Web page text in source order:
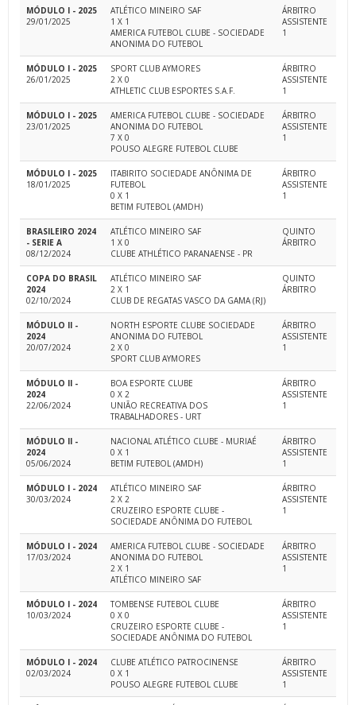
MÓDULO I - 2025
29/01/2025
ATLÉTICO MINEIRO SAF
1 X 1
AMERICA FUTEBOL CLUBE - SOCIEDADE
ANONIMA DO FUTEBOL
ÁRBITRO
ASSISTENTE
1
MÓDULO I - 2025
26/01/2025
SPORT CLUB AYMORES
2 X 0
ATHLETIC CLUB ESPORTES S.A.F.
ÁRBITRO
ASSISTENTE
1
MÓDULO I - 2025
23/01/2025
AMERICA FUTEBOL CLUBE - SOCIEDADE
ANONIMA DO FUTEBOL
7 X 0
POUSO ALEGRE FUTEBOL CLUBE
ÁRBITRO
ASSISTENTE
1
MÓDULO I - 2025
18/01/2025
ITABIRITO SOCIEDADE ANÔNIMA DE
FUTEBOL
0 X 1
BETIM FUTEBOL (AMDH)
ÁRBITRO
ASSISTENTE
1
BRASILEIRO 2024
- SERIE A
08/12/2024
ATLÉTICO MINEIRO SAF
1 X 0
CLUBE ATHLÉTICO PARANAENSE - PR
QUINTO
ÁRBITRO
COPA DO BRASIL
2024
02/10/2024
ATLÉTICO MINEIRO SAF
2 X 1
CLUB DE REGATAS VASCO DA GAMA (RJ)
QUINTO
ÁRBITRO
MÓDULO II -
2024
20/07/2024
NORTH ESPORTE CLUBE SOCIEDADE
ANONIMA DO FUTEBOL
2 X 0
SPORT CLUB AYMORES
ÁRBITRO
ASSISTENTE
1
MÓDULO II -
2024
22/06/2024
BOA ESPORTE CLUBE
0 X 2
UNIÃO RECREATIVA DOS
TRABALHADORES - URT
ÁRBITRO
ASSISTENTE
1
MÓDULO II -
2024
05/06/2024
NACIONAL ATLÉTICO CLUBE - MURIAÉ
0 X 1
BETIM FUTEBOL (AMDH)
ÁRBITRO
ASSISTENTE
1
MÓDULO I - 2024
30/03/2024
ATLÉTICO MINEIRO SAF
2 X 2
CRUZEIRO ESPORTE CLUBE -
SOCIEDADE ANÔNIMA DO FUTEBOL
ÁRBITRO
ASSISTENTE
1
MÓDULO I - 2024
17/03/2024
AMERICA FUTEBOL CLUBE - SOCIEDADE
ANONIMA DO FUTEBOL
2 X 1
ATLÉTICO MINEIRO SAF
ÁRBITRO
ASSISTENTE
1
MÓDULO I - 2024
10/03/2024
TOMBENSE FUTEBOL CLUBE
0 X 0
CRUZEIRO ESPORTE CLUBE -
SOCIEDADE ANÔNIMA DO FUTEBOL
ÁRBITRO
ASSISTENTE
1
MÓDULO I - 2024
02/03/2024
CLUBE ATLÉTICO PATROCINENSE
0 X 1
POUSO ALEGRE FUTEBOL CLUBE
ÁRBITRO
ASSISTENTE
1